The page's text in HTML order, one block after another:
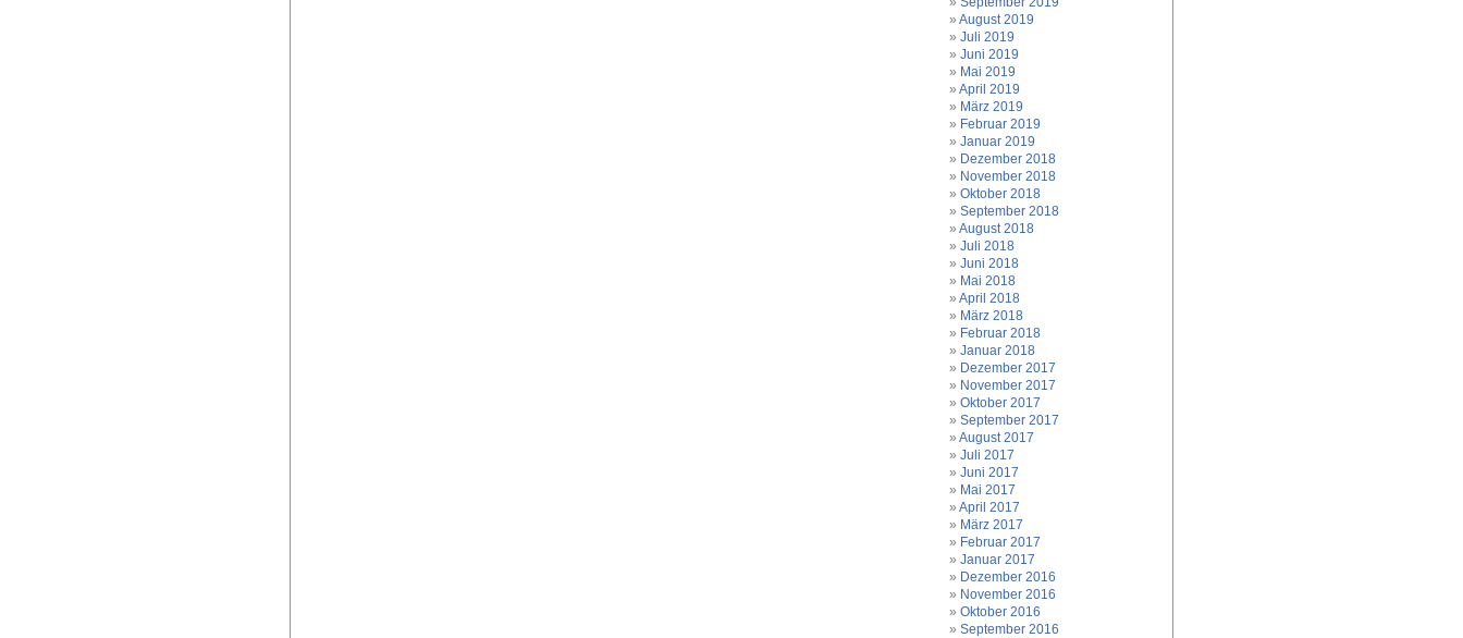
August 2019
Juli 2019
Juni 2019
Mai 2019
April 2019
März 2019
Februar 2019
Januar 2019
Dezember 2018
November 2018
Oktober 2018
September 2018
August 2018
Juli 2018
Juni 2018
Mai 2018
April 2018
März 2018
Februar 2018
Januar 2018
Dezember 2017
November 2017
Oktober 2017
September 2017
August 2017
Juli 2017
Juni 2017
Mai 2017
April 2017
März 2017
Februar 2017
Januar 2017
Dezember 2016
November 2016
Oktober 2016
September 2016